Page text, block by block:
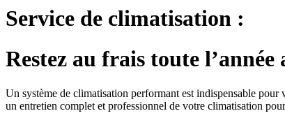
Service de climatisation :
Restez au frais toute
Un système de climatisation performant est indispensable
un entretien complet et professionnel de votre climatisation